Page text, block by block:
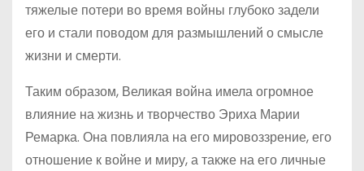
тяжелые потери во время войны глубоко задели
его и стали поводом для размышлений о смысле
жизни и смерти.
Таким образом, Великая война имела огромное
влияние на жизнь и творчество Эриха Марии
Ремарка. Она повлияла на его мировоззрение, его
отношение к войне и миру, а также на его личные